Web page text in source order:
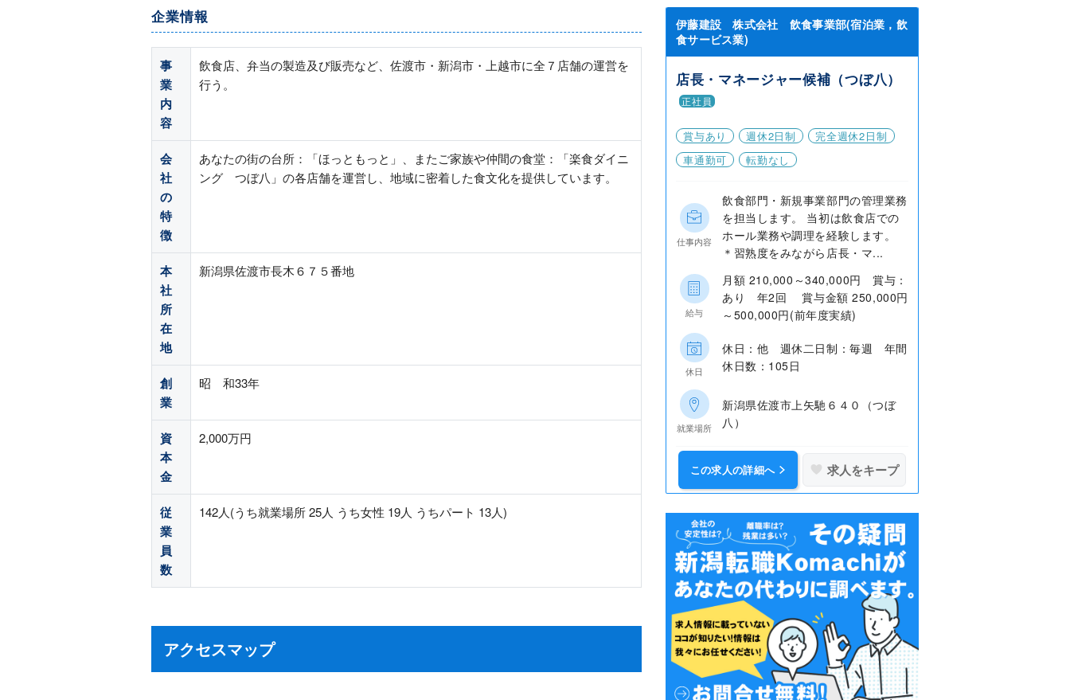
企業情報
事
業
内
容
飲食店、弁当の製造及び販売など、佐渡市・新潟市・上越市に全７店舗の運営を
行う。
会
社
の
特
徴
あなたの街の台所：「ほっともっと」、またご家族や仲間の食堂：「楽食ダイニ
ング つぼ八」の各店舗を運営し、地域に密着した食文化を提供しています。
本
社
所
在
地
新潟県佐渡市長木６７５番地
創
業
昭 和33年
資
本
金
2,000万円
従
業
員
数
142人(うち就業場所 25人 うち女性 19人 うちパート 13人)
アクセスマップ
伊藤建設 株式会社 飲食事業部(宿泊業，飲
食サービス業)
店長・マネージャー候補（つぼ八）
正社員
賞与あり 週休2日制
完全週休2日制
車通勤可
転勤なし
仕事内容
飲食部門・新規事業部門の管理業務
を担当します。 当初は飲食店での
ホール業務や調理を経験します。
＊習熟度をみながら店長・マ...
給与
月額 210,000～340,000円 賞与：
あり 年2回 賞与金額 250,000円
～500,000円(前年度実績)
休日
休日：他 週休二日制：毎週 年間
休日数：105日
就業場所
新潟県佐渡市上矢馳６４０（つぼ
八）
この求人の詳細へ 求人をキープ